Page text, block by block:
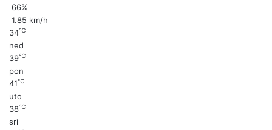
66%
1.85 km/h
34℃
ned
39℃
pon
41℃
uto
38℃
sri